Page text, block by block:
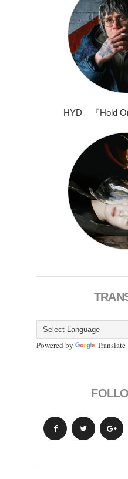
HYD 『Hold
Powered by Translate